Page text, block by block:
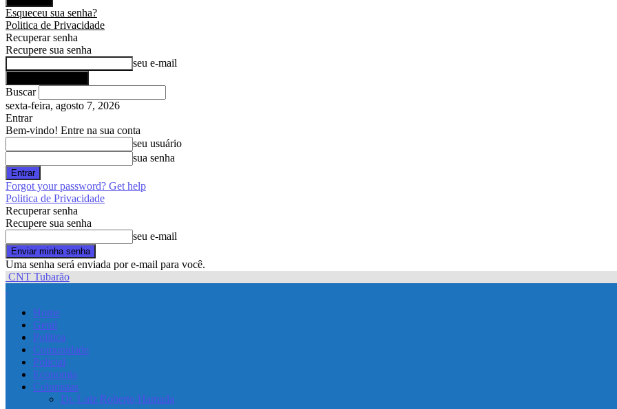
Esqueceu sua senha?
Politica de Privacidade
Recuperar senha
Recupere sua senha
seu e-mail
Buscar
sexta-feira, agosto 7, 2026
Entrar
Bem-vindo! Entre na sua conta
seu usuário
sua senha
Forgot your password? Get help
Politica de Privacidade
Recuperar senha
Recupere sua senha
seu e-mail
Uma senha será enviada por e-mail para você.
CNT Tubarão
Home
Geral
Política
Comunidade
Policial
Economia
Colunistas
Dr. Luiz Roberto Hamada